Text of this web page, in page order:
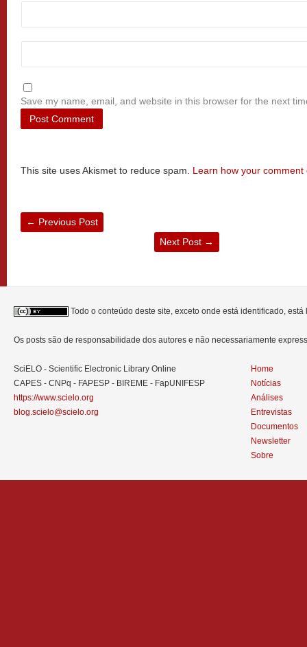
Save my name, email, and website in this browser for the next
This site uses Akismet to reduce spam. Learn how your
← Previous Post
Next Post →
Todo o conteúdo deste site, exceto onde está identificado,
Os posts são de responsabilidade dos autores e não necessariamente
SciELO - Scientific Electronic Library Online
CAPES - CNPq - FAPESP - BIREME - FapUNIFESP
https://www.scielo.org
blog.scielo@scielo.org
Home
Notícias
Análises
Entrevistas
Documentos
Newsletter
Sobre